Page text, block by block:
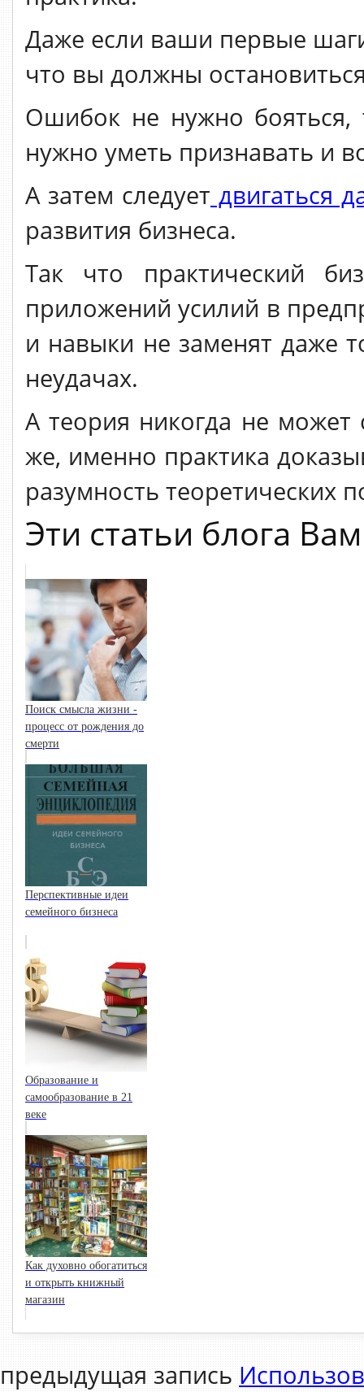
Даже если ваши первые
что вы должны
Ошибок не нужно бояться,
нужно уметь признавать и
А затем следует двигаться
развития бизнеса.
Так что практический
приложений усилий в
и навыки не заменят даже
неудачах.
А теория никогда не может
же, именно практика
разумность теоретических
Эти статьи блога
Поиск смысла жизни -
процесс от рождения до
смерти
Перспективные идеи
семейного бизнеса
Образование и
самообразование в 21
веке
Как духовно обогатиться
и открыть книжный
магазин
предыдущая запись